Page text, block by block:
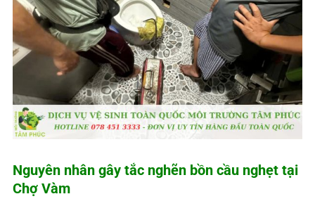
Nguyên nhân gây tắc nghẽn bồn cầu nghẹt tại
Chợ Vàm